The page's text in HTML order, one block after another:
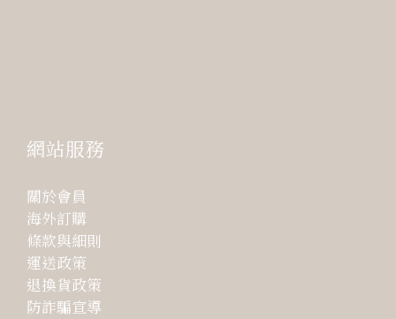
網站服務
關於會員
海外訂購
條款與細則
運送政策
退換貨政策
防詐騙宣導